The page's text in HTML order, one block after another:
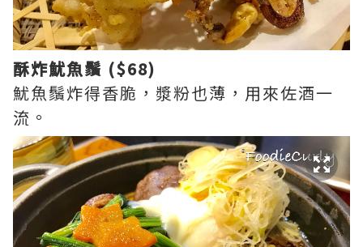
酥炸魷魚鬚 ($68)
魷魚鬚炸得香脆，漿粉也薄，用來佐酒一
流。